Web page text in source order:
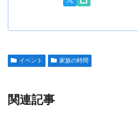
イベント 家族の時間
関連記事